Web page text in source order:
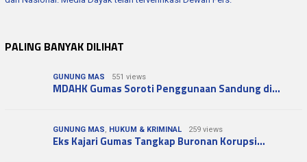
PALING BANYAK DILIHAT
GUNUNG MAS 551 views
MDAHK Gumas Soroti Penggunaan Sandung di…
GUNUNG MAS, HUKUM & KRIMINAL 259 views
Eks Kajari Gumas Tangkap Buronan Korupsi…